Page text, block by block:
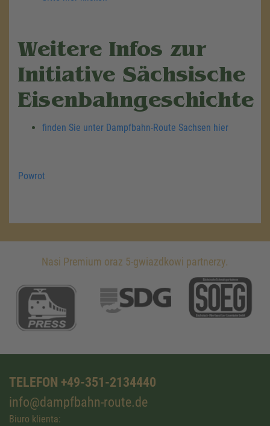
Weitere Infos zur
Initiative Sächsische
Eisenbahngeschichte
finden Sie unter Dampfbahn-Route Sachsen hier
Powrot
Nasi Premium oraz 5-gwiazdkowi partnerzy.
TELEFON +49-351-2134440
info@dampfbahn-route.de
Biuro klienta: